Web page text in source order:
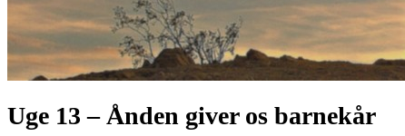
Uge 13 – Ånden giver os barnekår